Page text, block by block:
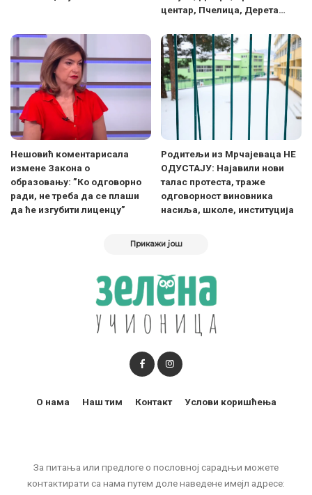
центар, Пчелица, Дерета…
Нешовић коментарисала
измене Закона о
образовању: ”Ко одговорно
ради, не треба да се плаши
да ће изгубити лиценцу”
Родитељи из Мрчајеваца НЕ
ОДУСТАЈУ: Најавили нови
талас протеста, траже
одговорност виновника
насиља, школе, институција
Прикажи још
За питања или предлоге о пословној сарадњи можете
контактирати са нама путем доле наведене имејл адресе:
О нама Наш тим Контакт Услови коришћења